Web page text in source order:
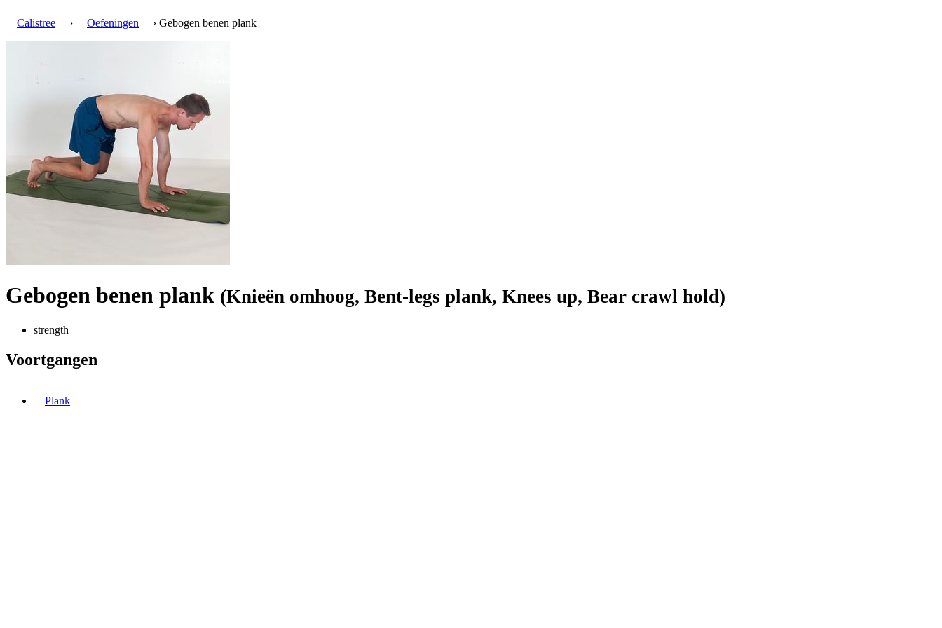
Calistree › Oefeningen › Gebogen benen plank
Gebogen benen plank (Knieën omhoog, Bent-legs plank, Knees up, Bear crawl hold)
strength
Voortgangen
Plank